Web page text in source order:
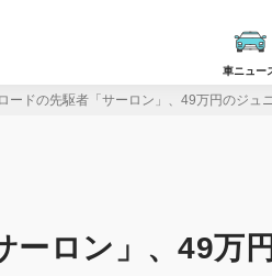
車ニュー
ードの先駆者「サーロン」、49万円のジ
ーロン」、49万